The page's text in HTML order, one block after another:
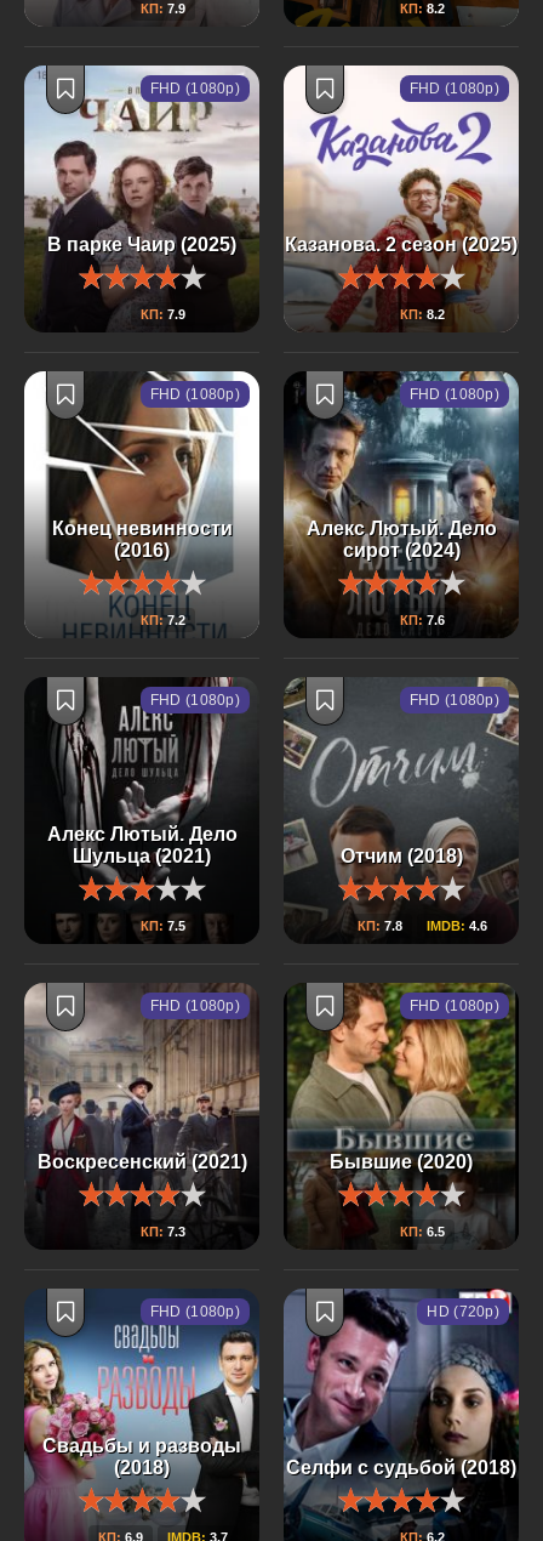
КП: 7.9 КП:8.2
В парке Чаир (2025)
КП: 7.9
FHD (1080p)
Казанова. 2 сезон (2025)
КП: 8.2
FHD (1080p)
Конец невинности
(2016)
КП:7.2
FHD (1080p)
Алекс Лютый. Дело
сирот (2024)
КП: 7.6
FHD (1080p)
Алекс Лютый. Дело
Шульца (2021)
КП: 7.5
FHD (1080p)
Отчим (2018)
КП: 7.8 IMDB: 4.6
FHD (1080p)
Воскресенский (2021)
КП: 7.3
FHD (1080p)
Бывшие (2020)
КП: 6.5
FHD (1080p)
Свадьбы и разводы
(2018)
КП: 6.9 IMDB: 3.7
FHD (1080p)
Селфи с судьбой (2018)
КП:6.2
HD (720p)